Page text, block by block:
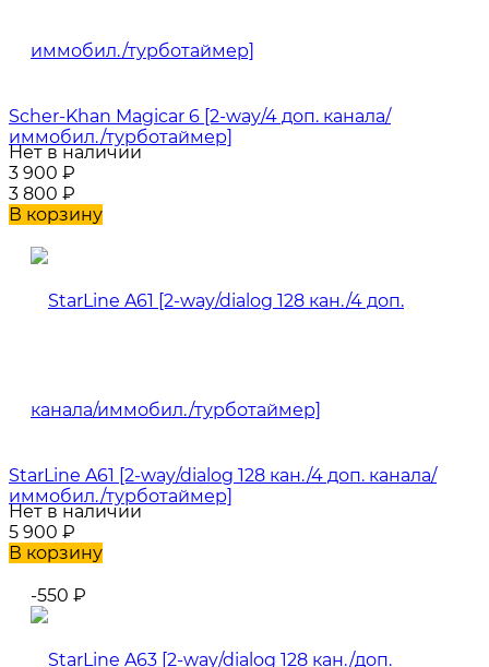
Scher-Khan Magicar 6 [2-way/4 доп. канала/
иммобил./турботаймер]
Нет в наличии
3 900 ₽
3 800 ₽
В корзину
StarLine A61 [2-way/dialog 128 кан./4 доп. канала/
иммобил./турботаймер]
Нет в наличии
5 900 ₽
В корзину
-550 ₽